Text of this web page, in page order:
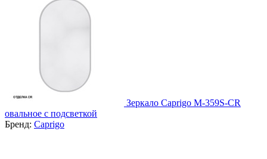
Зеркало Caprigo М-359S-CR
овальное с подсветкой
Бренд: Caprigo